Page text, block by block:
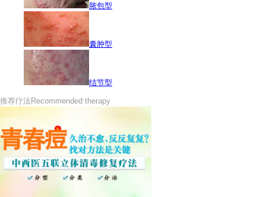
脓包型
囊肿型
结节型
推荐疗法Recommended therapy